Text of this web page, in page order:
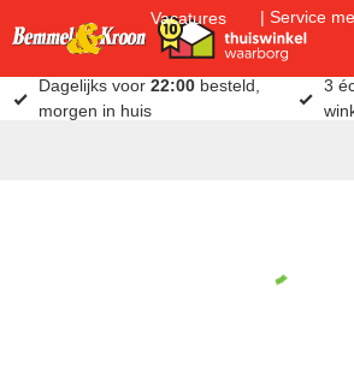
Vacatures Service
Dagelijks voor22:00 besteld,
morgen in huis
3